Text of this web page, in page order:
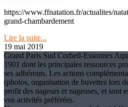
https://www.ffnatation.fr/actualites/
grand-chambardement
Lire la suite...
19 mai 2019
Grand Paris Sud Corbeil-Essonnes
1901 dont les principales ressources
ses adhérents. Les actions
(photos, organisation de buvettes lors
profit des nageurs et nageuses, et sont
vos activités préférées.